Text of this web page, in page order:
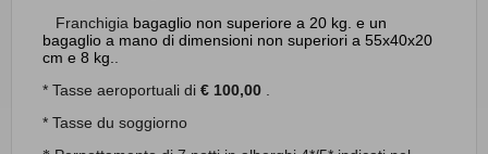
Franchigia bagaglio non superiore a 20 kg. e un
bagaglio a mano di dimensioni non superiori a 55x40x20
cm e 8 kg.
* Tasse aeroportuali di € 100,00
* Tasse du soggiorno